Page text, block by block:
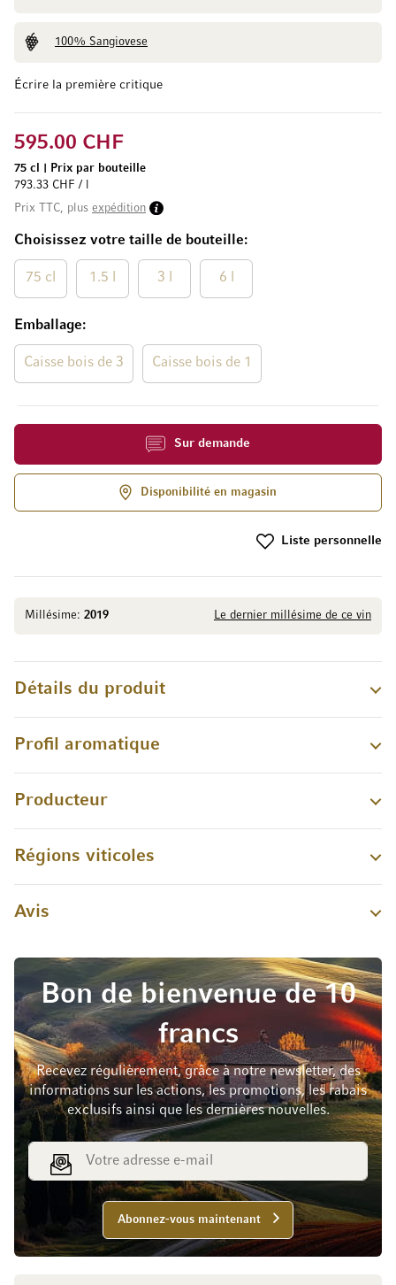
Écrire la première critique
100% Sangiovese
Millésime: 2019 Le dernier millésime de ce vin
Choisissez votre taille de bouteille
75 cl 1.5 l 3 l 6 l
Emballage
Caisse bois de 3 Caisse bois de 1
595.00 CHF
75 cl
Prix par bouteille
793.33 CHF / l
Prix TTC, plus expédition
Sur demande
Disponibilité en magasin
Liste personnelle
Détails du produit
Profil aromatique
Producteur
Régions viticoles
Avis
Bon de bienvenue de 10
francs
Recevez régulièrement, grâce à notre newsletter, des
informations sur les actions, les promotions, les rabais
exclusifs ainsi que les dernières nouvelles.
Adresse e-mail
Abonnez-vous maintenant